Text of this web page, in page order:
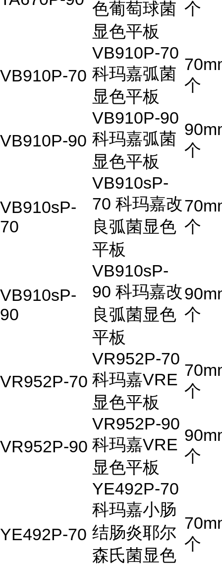
色葡萄球菌
显色平板
个
VB910P-70
VB910P-70
科玛嘉弧菌
显色平板
个
VB910P-90
VB910P-90
科玛嘉弧菌
显色平板
个
VB910sP-
70
VB910sP-
70 科玛嘉改
良弧菌显色
平板
个
VB910sP-
90
VB910sP-
90 科玛嘉改
良弧菌显色
平板
个
VR952P-70
VR952P-70
科玛嘉VRE
显色平板
个
VR952P-90
VR952P-90
科玛嘉VRE
显色平板
个
YE492P-70
YE492P-70
科玛嘉小肠
结肠炎耶尔
森氏菌显色
个